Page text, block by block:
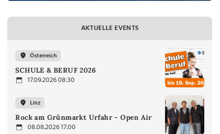
AKTUELLE EVENTS
Österreich
SCHULE & BERUF 2026
17.09.2026 08:30
Linz
Rock am Grünmarkt Urfahr - Open Air
08.08.2026 17:00